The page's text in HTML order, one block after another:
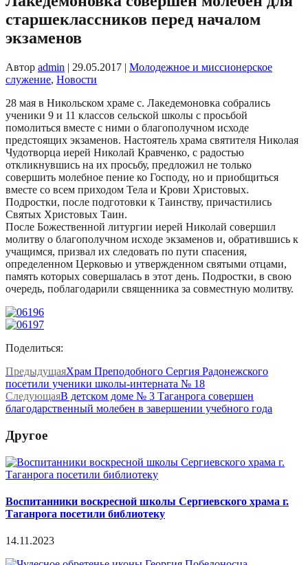
старшеклассников перед началом
экзаменов
Автор admin | 29.05.2017 | Молодежное и миссионерское
служение, Новости
28 мая в Никольском храме с. Лакедемоновка собрались
ученики 9 и 11 классов сельской школы с просьбой
помолиться вместе с ними о благополучном исходе
предстоящих экзаменов. Настоятель храма святителя Николая
Чудотворца иерей Николай Кравченко, с радостью
откликнувшись на их просьбу, предложил не только
совершить молебное пение ко Господу, но и приобщиться
вместе со всем приходом Тела и Крови Христовых.
Подростки, после подготовки к Таинству, причастились
Святых Христовых Таин.
После Божественной литургии иерей Николай совершил
молитву о благополучном исходе экзаменов и, обратившись к
учащимся, призвал их следовать по пути спасения,
определенном Церковью и утвержденном святыми отцами,
память которых совершалась в этот день. Подростки, в свою
очередь, поблагодарили священника за совместную молитву.
Поделиться:
ПредыдущаяХрам Преподобного Сергия Радонежского
посетили ученики школы-интерната № 18
СледующаяВ детском доме № 3 Таганрога совершен
благодарственный молебен в завершении учебного года
Другое
Воспитанники воскресной школы Сергиевского храма г.
Таганрога посетили библиотеку
14.11.2023